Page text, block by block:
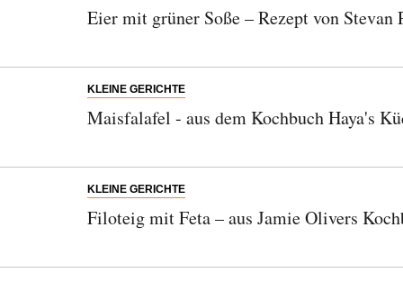
Eier mit grüner Soße – Rezept von Stevan
KLEINE GERICHTE
Maisfalafel - aus dem Kochbuch Haya's
KLEINE GERICHTE
Filoteig mit Feta – aus Jamie Olivers
Einwilligung den Newsletter mit Informationen zu
neuen Beiträgen. Die
Datenschutzerklärunghabe ich